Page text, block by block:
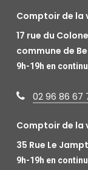
Comptoir de la
17 rue du
commune de
9h-19h en
02 96 86 67
Comptoir de la
35 Rue Le
9h-19h en